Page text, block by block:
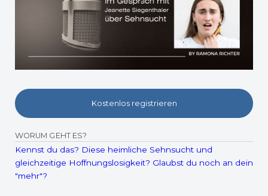
Kostenlos registrieren
WORUM GEHT ES?
Kennst du das? Diese heimliche Sehnsucht und
gleichzeitige Hoffnungslosigkeit? Glaubst du noch an dein
"mehr"?